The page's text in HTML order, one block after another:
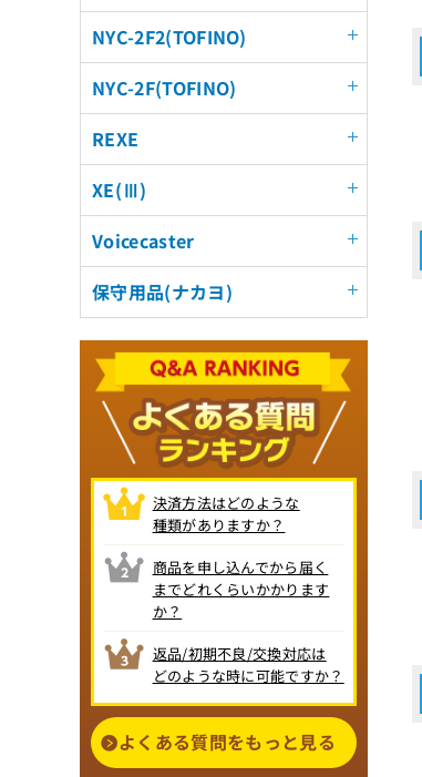
NYC-2F2(TOFINO)
NYC-2F(TOFINO)
REXE
XE(Ⅲ)
Voicecaster
保守用品(ナカヨ)
決済方法はどのような
種類がありますか？
商品を申し込んでから届く
までどれくらいかかります
か？
返品/初期不良/交換対応は
どのような時に可能ですか？
よくある質問をもっと見る